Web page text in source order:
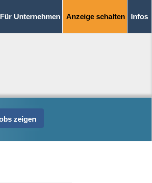
Für Unternehmen Anzeige schalten Infos